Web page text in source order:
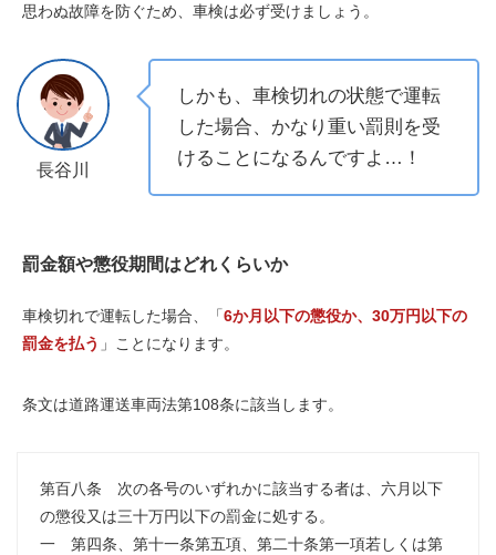
思わぬ故障を防ぐため、車検は必ず受けましょう。
長谷川
しかも、車検切れの状態で運転
した場合、かなり重い罰則を受
けることになるんですよ…！
罰金額や懲役期間はどれくらいか
車検切れで運転した場合、「6か月以下の懲役か、30万円以下の
罰金を払う 」ことになります。
条文は道路運送車両法第108条に該当します。
第百八条 次の各号のいずれかに該当する者は、六月以下
の懲役又は三十万円以下の罰金に処する。
一 第四条、第十一条第五項、第二十条第一項若しくは第